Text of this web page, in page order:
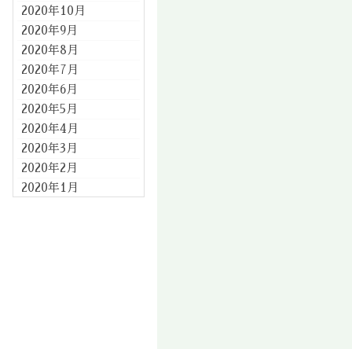
2020年10月
2020年9月
2020年8月
2020年7月
2020年6月
2020年5月
2020年4月
2020年3月
2020年2月
2020年1月